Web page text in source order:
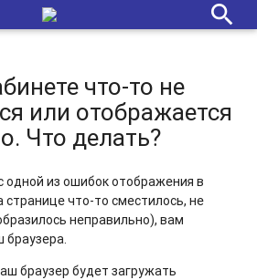
search
что-то не
или отображается
Что делать?
одной из ошибок отображения в
что-то сместилось, не
неправильно), вам
браузера.
браузер будет загружать